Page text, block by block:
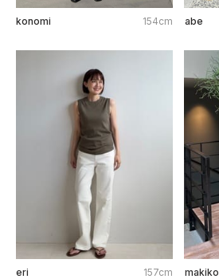
konomi 154cm abe
eri 157cm makiko